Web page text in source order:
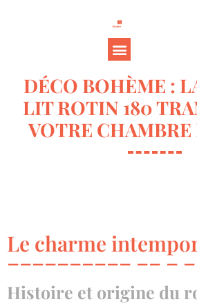
DÉCO BOHÈME :
LIT ROTIN 180
VOTRE CHAMBRE
Le charme
Histoire et origine du